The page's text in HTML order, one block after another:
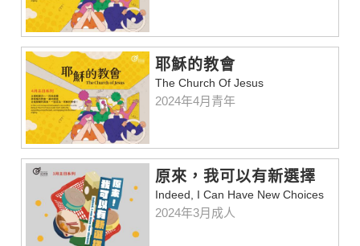
耶穌的教會
The Church Of Jesus
2024年4月青年
原來，我可以有新選擇
Indeed, I Can Have New Choices
2024年3月成人